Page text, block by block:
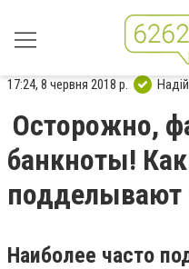
17:24, 8 червня 2018 р.
Осторожно,
банкноты!
подделывают
Наиболее часто